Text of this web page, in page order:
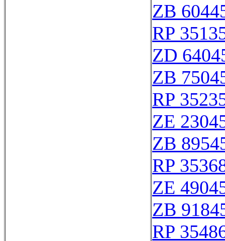
ZB
RP
ZD
ZB
RP
ZE
ZB
RP
ZE
ZB
RP